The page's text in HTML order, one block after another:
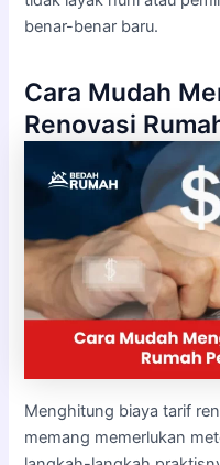
benar-benar baru.
Cara Mudah
Renovasi
Menghitung biaya tarif
memang memerlukan